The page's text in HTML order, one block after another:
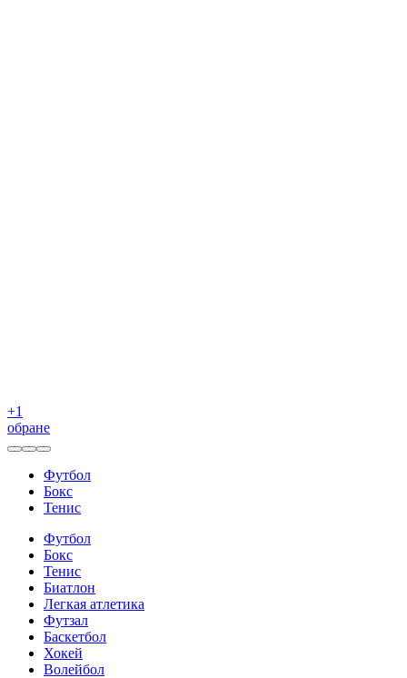
+1
обране
Футбол
Бокс
Тенис
Футбол
Бокс
Тенис
Биатлон
Легкая атлетика
Футзал
Баскетбол
Хокей
Волейбол